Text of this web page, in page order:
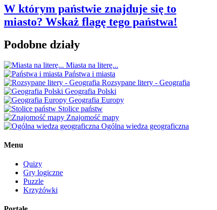
W którym państwie znajduje się to
miasto? Wskaż flagę tego państwa!
Podobne działy
Miasta na literę...
Państwa i miasta
Rozsypane litery - Geografia
Geografia Polski
Geografia Europy
Stolice państw
Znajomość mapy
Ogólna wiedza geograficzna
Menu
Quizy
Gry logiczne
Puzzle
Krzyżówki